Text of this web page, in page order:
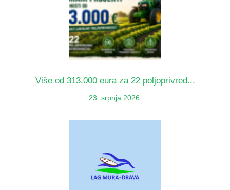
Više od 313.000 eura za 22 poljoprivred...
23. srpnja 2026.